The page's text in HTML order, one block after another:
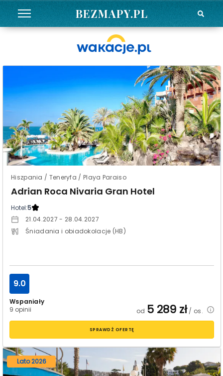
BEZMAPY.PL
Hiszpania / Teneryfa / Playa Paraiso
Adrian Roca Nivaria Gran Hotel
Hotel:5
21.04.2027 - 28.04.2027
Śniadania i obiadokolacje (HB)
Wspaniały
9 opinii
9.0
od 5 289 zł/ os.
SPRAWDŹ OFERTĘ
Lato 2026